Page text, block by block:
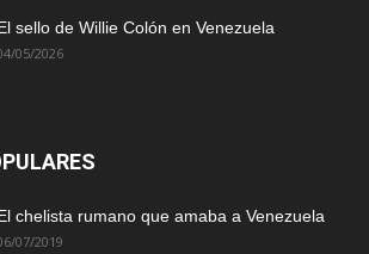
sello de Willie Colón en Venezuela
05/2026
chelista rumano que amaba a Venezuela
07/2019